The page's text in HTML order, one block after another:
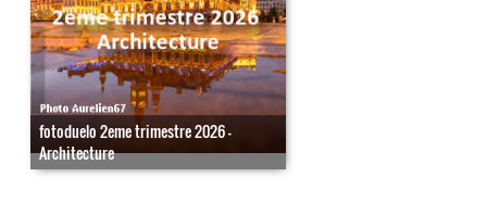
fotoduelo 2eme trimestre 2026 -
Architecture